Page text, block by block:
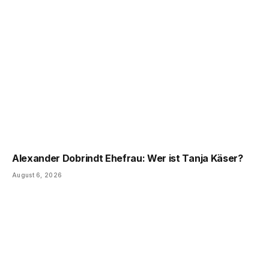
Alexander Dobrindt Ehefrau: Wer ist Tanja Käser?
August 6, 2026